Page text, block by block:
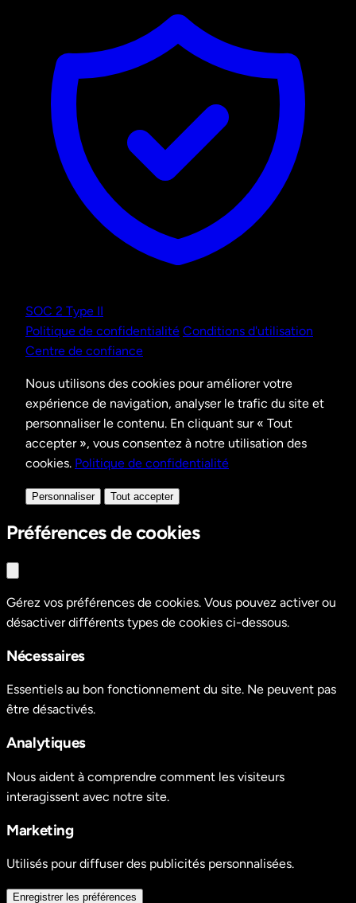
SOC 2 Type II
Politique de confidentialité Conditions d'utilisation
Centre de confiance
Nous utilisons des cookies pour améliorer votre
expérience de navigation, analyser le trafic du site et
personnaliser le contenu. En cliquant sur « Tout
accepter », vous consentez à notre utilisation des
cookies. Politique de confidentialité
Personnaliser Tout accepter
Préférences de cookies
Gérez vos préférences de cookies. Vous pouvez activer ou
désactiver différents types de cookies ci-dessous.
Nécessaires
Essentiels au bon fonctionnement du site. Ne peuvent pas
être désactivés.
Analytiques
Nous aident à comprendre comment les visiteurs
interagissent avec notre site.
Marketing
Utilisés pour diffuser des publicités personnalisées.
Enregistrer les préférences